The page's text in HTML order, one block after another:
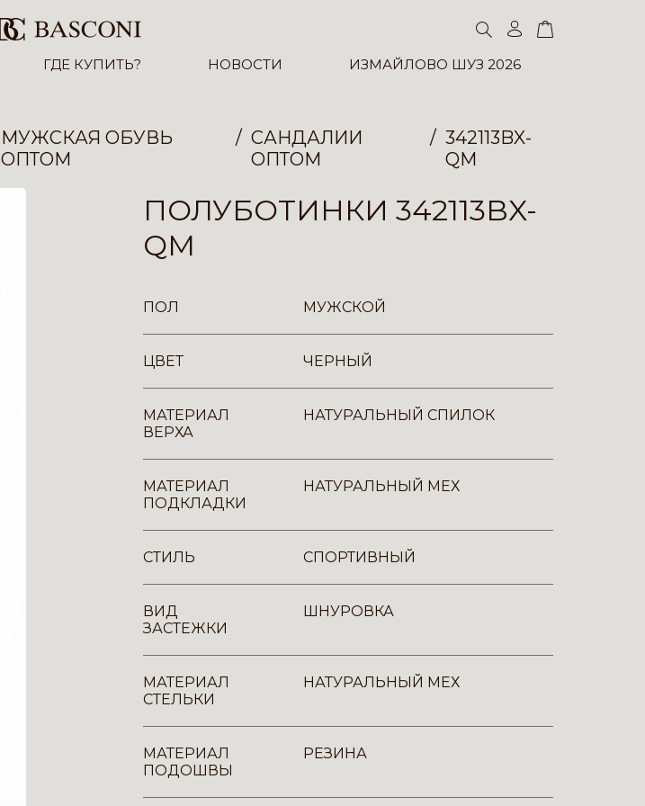
ГДЕ КУПИТЬ? НОВОСТИ ИЗМАЙЛОВО ШУЗ 2026
МУЖСКАЯ ОБУВЬ
ОПТОМ
САНДАЛИИ
ОПТОМ
342113BX-
QM
ПОЛУБОТИНКИ 342113BX-
QM
ПОЛ МУЖСКОЙ
ЦВЕТ ЧЕРНЫЙ
МАТЕРИАЛ
ВЕРХА
НАТУРАЛЬНЫЙ СПИЛОК
МАТЕРИАЛ
ПОДКЛАДКИ
НАТУРАЛЬНЫЙ МЕХ
СТИЛЬ СПОРТИВНЫЙ
ВИД
ЗАСТЕЖКИ
ШНУРОВКА
МАТЕРИАЛ
СТЕЛЬКИ
НАТУРАЛЬНЫЙ МЕХ
МАТЕРИАЛ
ПОДОШВЫ
РЕЗИНА